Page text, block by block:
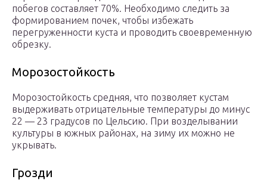
побегов составляет 70%. Необходимо следить за
формированием почек, чтобы избежать
перегруженности куста и проводить своевременную
обрезку.
Морозостойкость
Морозостойкость средняя, что позволяет кустам
выдерживать отрицательные температуры до минус
22 — 23 градусов по Цельсию. При возделывании
культуры в южных районах, на зиму их можно не
укрывать.
Грозди